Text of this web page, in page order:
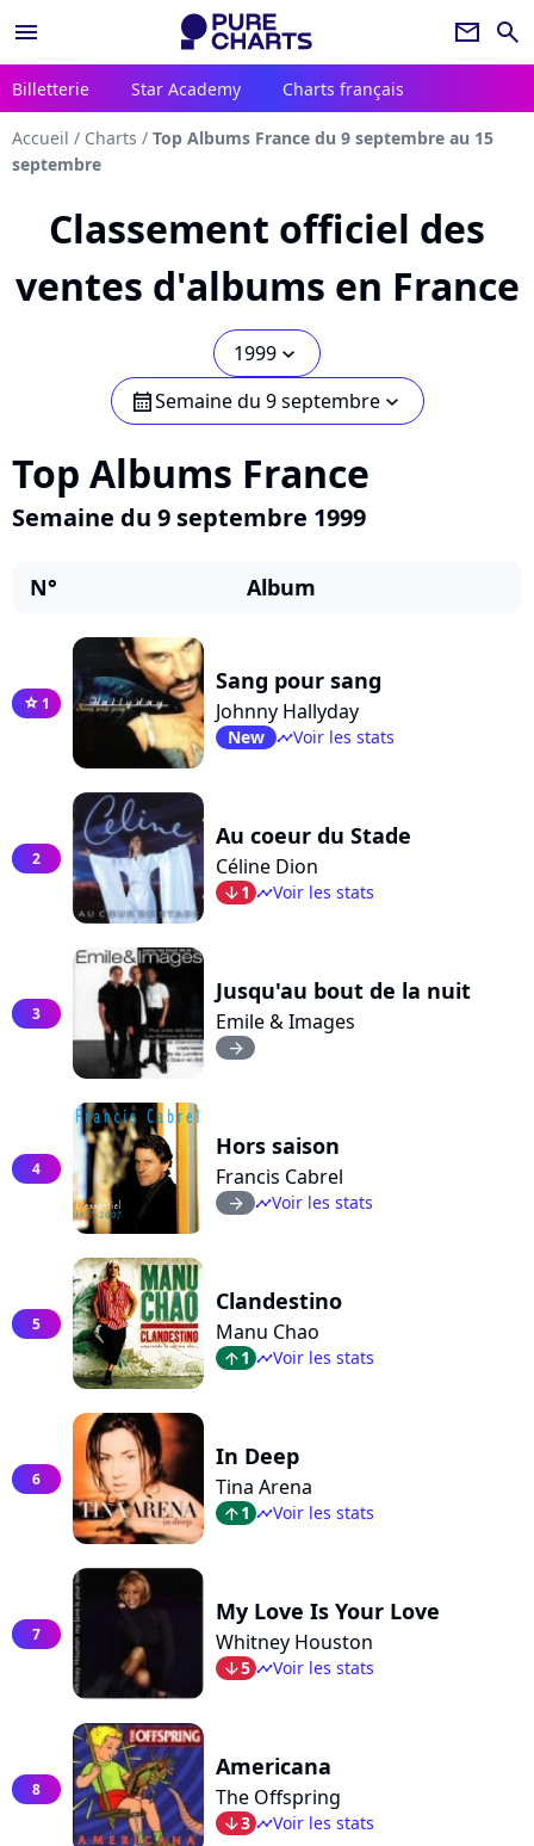
menu newsletter search
Billetterie Star Academy Charts français
Accueil / Charts / Top Albums France du 9 septembre au 15
septembre
Classement officiel des
ventes d'albums en France
1999 chevron_bot
calendarSemaine du 9 septembrechevron_bot
Top Albums France
Semaine du 9 septembre 1999
N° Album
star 1
Sang pour sang
Johnny Hallyday
New timelineVoir les stats
2
Au coeur du Stade
Céline Dion
arrow_bot1 timelineVoir les stats
3
Jusqu'au bout de la nuit
Emile & Images
arrow_right
4
Hors saison
Francis Cabrel
arrow_right timelineVoir les stats
5
Clandestino
Manu Chao
arrow_top1 timelineVoir les stats
6
In Deep
Tina Arena
arrow_top1 timelineVoir les stats
7
My Love Is Your Love
Whitney Houston
arrow_bot5 timelineVoir les stats
8
Americana
The Offspring
arrow_bot3 timelineVoir les stats